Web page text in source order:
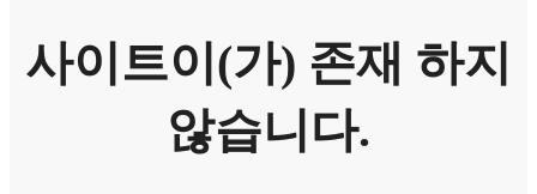
사이트이(가) 존재 하지
않습니다.